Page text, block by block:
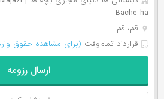
Bache ha
قم، قم
قرارداد تمام‌وقت (برای مشاهده حقوق
ارسال رزومه